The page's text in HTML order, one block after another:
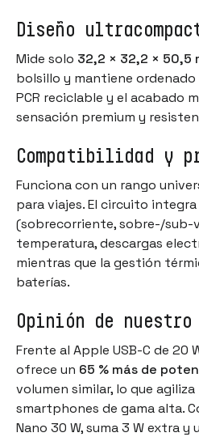
Diseño
Mide solo 32,2 × 32,2 × 50,5
bolsillo y mantiene
PCR reciclable y el acabado
sensación premium y
Compatibilidad y
Funciona con un rango
para viajes. El circuito
(sobrecorriente, sobre-/
temperatura, descargas
mientras que la gestión
baterías.
Opinión de
Frente al Apple USB-C de 20
ofrece un 65 % más de
volumen similar, lo que
smartphones de gama alta.
Nano 30 W, suma 3 W extra y